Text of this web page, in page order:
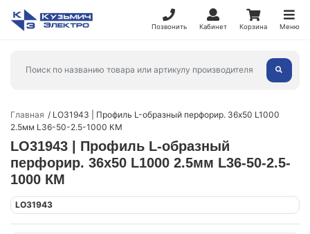
Позвонить Кабинет Корзина Меню
Главная
LO31943 | Профиль L-образный перфорир. 36х50 L1000
2.5мм L36-50-2.5-1000 КМ
LO31943 | Профиль L-образный
перфорир. 36х50 L1000 2.5мм L36-50-2.5-
1000 КМ
LO31943